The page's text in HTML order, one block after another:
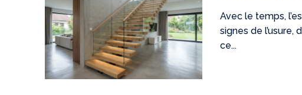
Avec le temps,
signes de l’usure,
ce...